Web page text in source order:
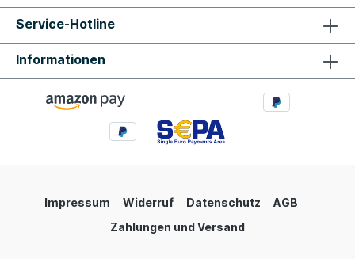
Service-Hotline
Informationen
Impressum Widerruf Datenschutz
AGB
Zahlungen und Versand